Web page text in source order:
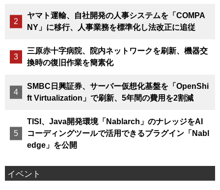
ヤマト運輸、自社開発の人事システムを「COMPA
NY」に移行、人事業務を標準化し法改正に追従
三原赤十字病院、院内ネットワークを刷新、機器交
換時の復旧作業を簡素化
SMBC日興証券、サーバー仮想化基盤を「OpenShi
ft Virtualization」で刷新、5年間の費用を2割減
TISI、Java開発環境「Nablarch」のナレッジをAI
コーディングツールで活用できるプラグイン「Nabl
edge」を公開
イベント